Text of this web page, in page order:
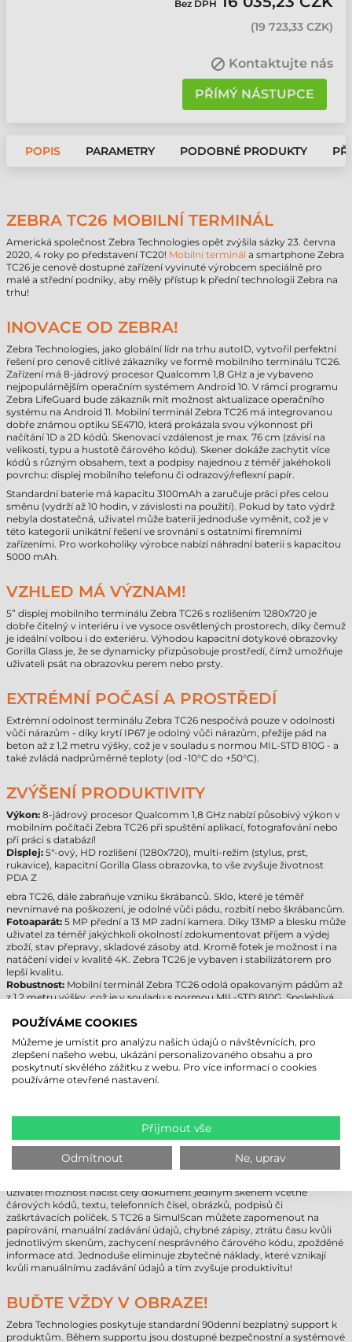
Bez DPH
(19 723,33 CZK)
Kontaktujte nás
PŘÍMÝ NÁSTUPCE
POPIS PARAMETRY PODOBNÉ PRODUKTY
ZEBRA TC26 MOBILNÍ TERMINÁL
Americká společnost Zebra Technologies opět zvýšila sázky 23. června
2020, 4 roky po představení TC20! Mobilní terminál a smartphone Zebra
TC26 je cenově dostupné zařízení vyvinuté výrobcem speciálně pro
malé a střední podniky, aby měly přístup k přední technologii Zebra na
trhu!
INOVACE OD ZEBRA!
Zebra Technologies, jako globální lídr na trhu autoID, vytvořil perfektní
řešení pro cenově citlivé zákazníky ve formě mobilního terminálu TC26.
Zařízení má 8-jádrový procesor Qualcomm 1,8 GHz a je vybaveno
nejpopulárnějším operačním systémem Android 10. V rámci programu
Zebra LifeGuard bude zákazník mít možnost aktualizace operačního
systému na Android 11. Mobilní terminál Zebra TC26 má integrovanou
dobře známou optiku SE4710, která prokázala svou výkonnost při
načítání 1D a 2D kódů. Skenovací vzdálenost je max. 76 cm (závisí na
velikosti, typu a hustotě čárového kódu). Skener dokáže zachytit více
kódů s různým obsahem, text a podpisy najednou z téměř jakéhokoli
povrchu: displej mobilního telefonu či odrazový/reflexní papír.
Standardní baterie má kapacitu 3100mAh a zaručuje práci přes celou
směnu (vydrží až 10 hodin, v závislosti na použití). Pokud by tato výdrž
nebyla dostatečná, uživatel může baterii jednoduše vyměnit, což je v
této kategorii unikátní řešení ve srovnání s ostatními firemními
zařízeními. Pro workoholiky výrobce nabízí náhradní baterii s kapacitou
5000 mAh.
VZHLED MÁ VÝZNAM!
5” displej mobilního terminálu Zebra TC26 s rozlišením 1280x720 je
dobře čitelný v interiéru i ve vysoce osvětlených prostorech, díky čemuž
je ideální volbou i do exteriéru. Výhodou kapacitní dotykové obrazovky
Gorilla Glass je, že se dynamicky přizpůsobuje prostředí, čímž umožňuje
uživateli psát na obrazovku perem nebo prsty.
EXTRÉMNÍ POČASÍ A PROSTŘEDÍ
Extrémní odolnost terminálu Zebra TC26 nespočívá pouze v odolnosti
vůči nárazům - díky krytí IP67 je odolný vůči nárazům, přežije pád na
beton až z 1,2 metru výšky, což je v souladu s normou MIL-STD 810G - a
také zvládá nadprůměrné teploty (od -10°C do +50°C).
ZVÝŠENÍ PRODUKTIVITY
Výkon: 8-jádrový procesor Qualcomm 1,8 GHz nabízí působivý výkon v
mobilním počítači Zebra TC26 při spuštění aplikací, fotografování nebo
při práci s databází!
Displej: 5"-ový, HD rozlišení (1280x720), multi-režim (stylus, prst,
rukavice), kapacitní Gorilla Glass obrazovka, to vše zvyšuje životnost
PDA Z
ebra TC26, dále zabraňuje vzniku škrábanců. Sklo, které je téměř
nevnímavé na poškození, je odolné vůči pádu, rozbití nebo škrábancům.
Fotoaparát: 5 MP přední a 13 MP zadní kamera. Díky 13MP a blesku může
uživatel za téměř jakýchkoli okolností zdokumentovat příjem a výdej
zboží, stav přepravy, skladové zásoby atd. Kromě fotek je možnost i na
natáčení videí v kvalitě 4K. Zebra TC26 je vybaven i stabilizátorem pro
lepší kvalitu.
Robustnost: Mobilní terminál Zebra TC26 odolá opakovaným pádům až
z 1,2 metru výšky, což je v souladu s normou MIL-STD 810G. Spolehlivá
válci. Ochrana IP67 proti prachu a stříkajícím tekutinám.
Komunikace:
terminál Zebra TC26 nabízí NFC, Bluetooth V5.0 BLE,
Wlan 802.11 a/b/g/n/ac/d/h/i/r/k, Wi-Fi™ certified; IPv4, IPv6, 1x1 MU-MIMO
bezdrátové technologie pro připojení kdekoli a kdykoli.
Ruční nebo pistolová verze: k mobilnímu terminálu Zebra TC26 se dá
dokoupit pistolová rukojeť pro větší pohodlí. Pistolová rukojeť není
REVOLUCE V ZACHYCENÍ ÚDAJŮ!
Díky aplikaci SimulScan od Zebra Technologies mohou firmy efektivně
zefektivnit práci uživatelů, přispět k přesnějšímu zaznamenávání údajů,
uživatel možnost načíst celý dokument jediným skenem včetně
čárových kódů, textu, telefonních čísel, obrázků, podpisů či
zaškrtávacích políček. S TC26 a SimulScan můžete zapomenout na
papírování, manuální zadávání údajů, chybné zápisy, ztrátu času kvůli
jednotlivým skenům, zachycení nesprávného čárového kódu, zpožděné
informace atd. Jednoduše eliminuje zbytečné náklady, které vznikají
kvůli manuálnímu zadávání údajů a tím zvyšuje produktivitu!
BUĎTE VŽDY V OBRAZE!
Zebra Technologies poskytuje standardní 90denní bezplatný support k
produktům. Během supportu jsou dostupné bezpečnostní a systémové
POUŽÍVÁME COOKIES
Můžeme je umístit pro analýzu našich údajů o návštěvnících, pro
zlepšení našeho webu, ukázání personalizovaného obsahu a pro
poskytnutí skvělého zážitku z webu. Pro více informací o cookies
používáme otevřené nastavení.
Přijmout vše
Odmítnout Ne, uprav